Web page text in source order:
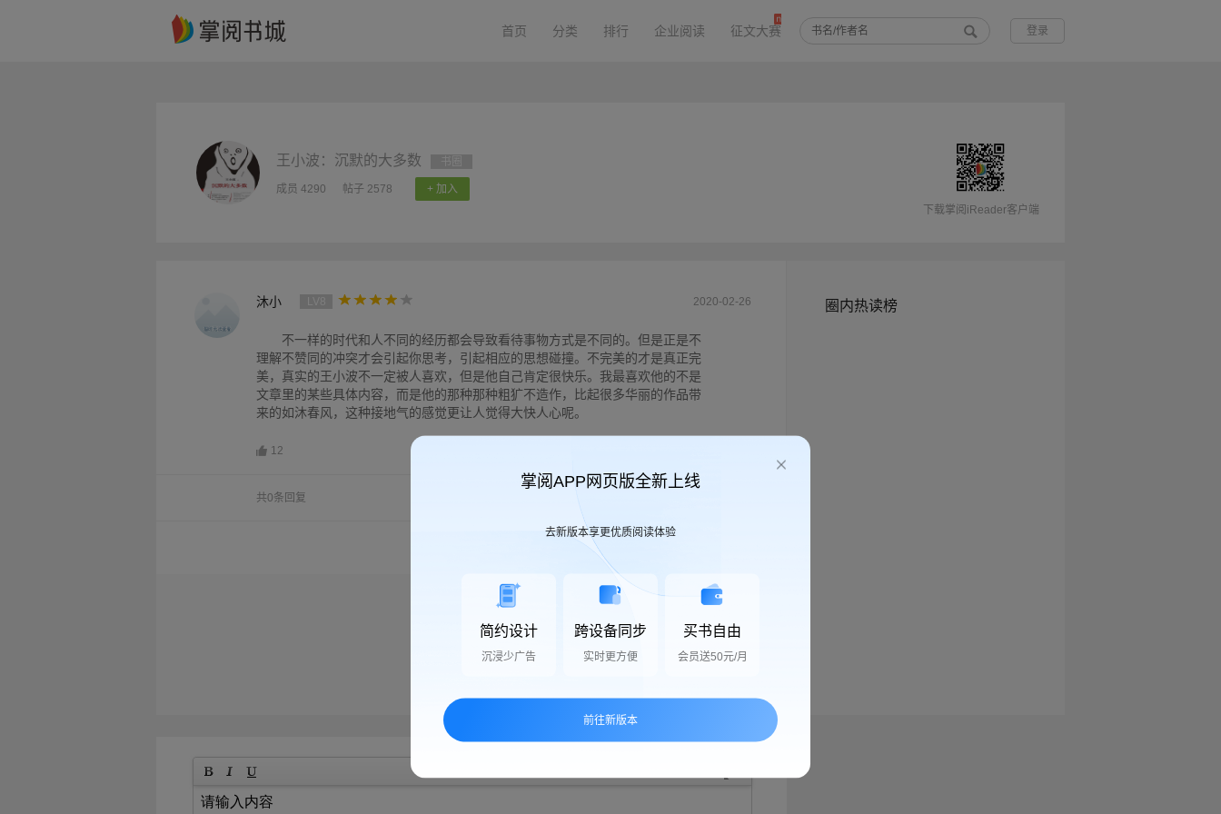
首页 分类 排行 企业阅读 征文大赛 登录
王小波：沉默的大多数
成员 4290 帖子 2578
+ 加入
下载掌阅iReader客户端
沐小 2020-02-26
不一样的时代和人不同的经历都会导致看待事物方式是不同的。但是正是不
理解不赞同的冲突才会引起你思考，引起相应的思想碰撞。不完美的才是真正完
美，真实的王小波不一定被人喜欢，但是他自己肯定很快乐。我最喜欢他的不是
文章里的某些具体内容，而是他的那种那种粗犷不造作，比起很多华丽的作品带
来的如沐春风，这种接地气的感觉更让人觉得大快人心呢。
12
共0条回复
圈内热读榜
掌阅APP网页版全新上线
去新版本享更优质阅读体验
简约设计
沉浸少广告
跨设备同步
实时更方便
买书自由
会员送50元/月
前往新版本